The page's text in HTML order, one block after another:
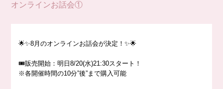
オンラインお話会①
🌟✨8月のオンラインお話会が決定！✨🌟
🎟販売開始：明日8/20(水)21:30スタート！
※各開催時間の10分”後”まで購入可能